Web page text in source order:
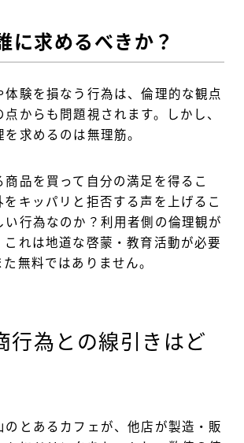
に求めるべきか？
体験を損なう行為は、倫理的な観点
からも問題視されます。しかし、
求めるのは無理筋。
商品を買って自分の満足を得るこ
をキッパリと拒否する声を上げるこ
行為なのか？利用者側の倫理観が
これは地道な啓蒙・教育活動が必要
無料ではありません。
行為との線引きはど
のとあるカフェが、他店が製造・販